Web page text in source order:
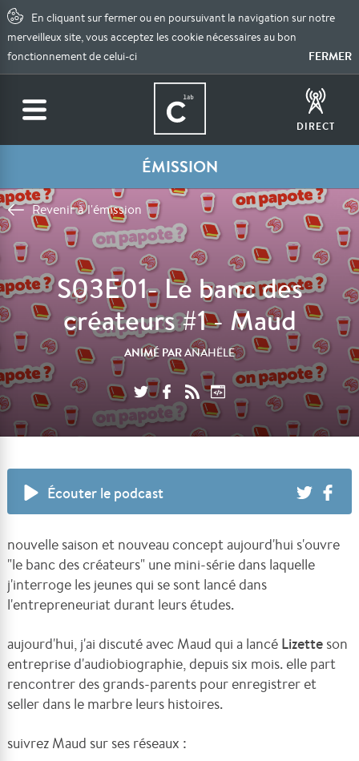
En cliquant sur fermer ou en poursuivant la navigation sur notre
merveilleux site, vous acceptez les cookie nécessaires au bon
fonctionnement de celui-ci
FERMER
DIRECT
ÉMISSION
Revenir à l'émission
S03E01- Le banc des
créateurs #1 - Maud
ANIMÉ PARANAHËLE
Écouter le podcast
nouvelle saison et nouveau concept aujourd'hui s'ouvre
"le banc des créateurs" une mini-série dans laquelle
j'interroge les jeunes qui se sont lancé dans
l'entrepreneuriat durant leurs études.
aujourd'hui, j'ai discuté avec Maud qui a lancé Lizette son
entreprise d'audiobiographie, depuis six mois. elle part
rencontrer des grands-parents pour enregistrer et
seller dans le marbre leurs histoires.
suivrez Maud sur ses réseaux :